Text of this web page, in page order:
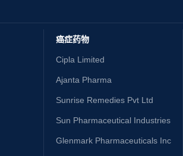
癌症药物
Cipla Limited
Ajanta Pharma
Sunrise Remedies Pvt Ltd
Sun Pharmaceutical Industries
Glenmark Pharmaceuticals Inc